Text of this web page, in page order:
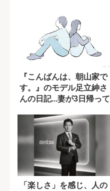
『こんばんは、朝山家で
す。』のモデル足立紳さ
んの日記...妻が3日帰って
「楽しさ」を感じ、人の